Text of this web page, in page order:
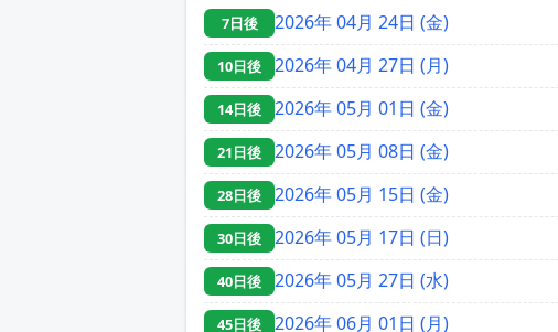
7日後 2026年 04月 24日 (金)
10日後 2026年 04月 27日 (月)
14日後 2026年 05月 01日 (金)
21日後 2026年 05月 08日 (金)
28日後 2026年 05月 15日 (金)
30日後 2026年 05月 17日 (日)
40日後 2026年 05月 27日 (水)
45日後 2026年 06月 01日 (月)